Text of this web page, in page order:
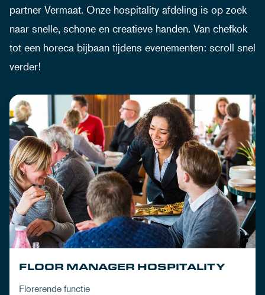
partner Vermaat. Onze hospitality afdeling is op zoek
naar snelle, schone en creatieve handen. Van chefkok
tot een horeca bijbaan tijdens evenementen: scroll snel
verder!
FLOOR MANAGER HOSPITALITY
Florerende functie